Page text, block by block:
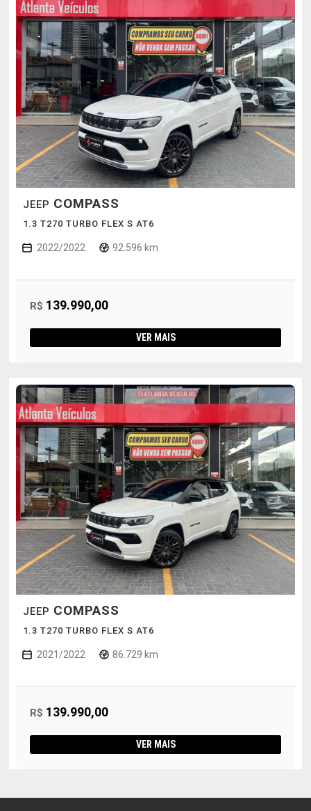
JEEP COMPASS
1.3 T270 TURBO FLEX S AT6
2022/2022 92.596 km
R$ 139.990,00
VER MAIS
JEEP COMPASS
1.3 T270 TURBO FLEX S AT6
2021/2022 86.729 km
R$ 139.990,00
VER MAIS